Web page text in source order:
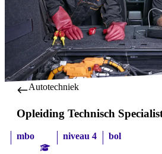
Autotechniek
Opleiding Technisch
mbo niveau 4 bol